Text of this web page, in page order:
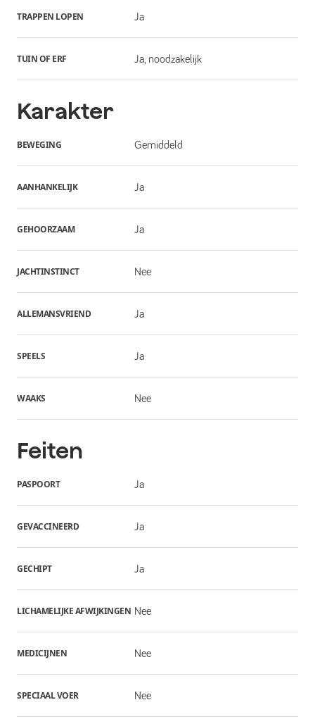
TRAPPEN LOPEN Ja
TUIN OF ERF Ja, noodzakelijk
Karakter
BEWEGING Gemiddeld
AANHANKELIJK Ja
GEHOORZAAM Ja
JACHTINSTINCT Nee
ALLEMANSVRIEND Ja
SPEELS Ja
WAAKS Nee
Feiten
PASPOORT Ja
GEVACCINEERD Ja
GECHIPT Ja
LICHAMELIJKE AFWIJKINGEN Nee
MEDICIJNEN Nee
SPECIAAL VOER Nee